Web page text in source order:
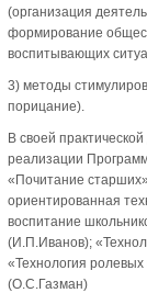
(организация
формирование
воспитывающих
3) методы
порицание).
В своей
реализации
«Почитание
ориентированная
воспитание
(И.П.Иванов);
«Технология ролевых
(О.С.Газман)